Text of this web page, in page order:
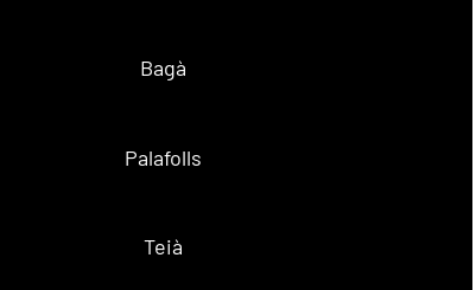
Bagà
Palafolls
Teià